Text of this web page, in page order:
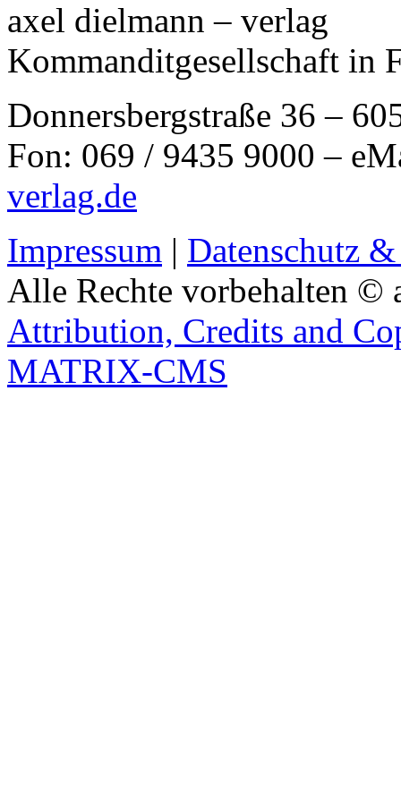
axel dielmann – verlag
Kommanditgesellschaft in
Donnersbergstraße 36 –
Fon: 069 / 9435 9000 –
verlag.de
Impressum | Datenschutz
Alle Rechte vorbehalten ©
Attribution, Credits and
MATRIX-CMS